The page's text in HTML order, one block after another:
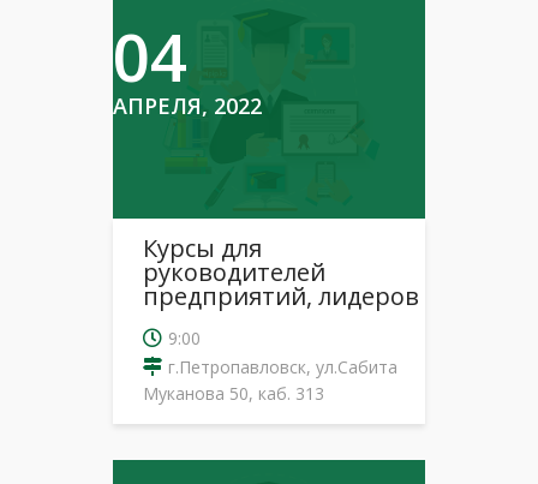
04
АПРЕЛЯ, 2022
Курсы для
руководителей
предприятий, лидеров
9:00
г.Петропавловск, ул.Сабита
Муканова 50, каб. 313